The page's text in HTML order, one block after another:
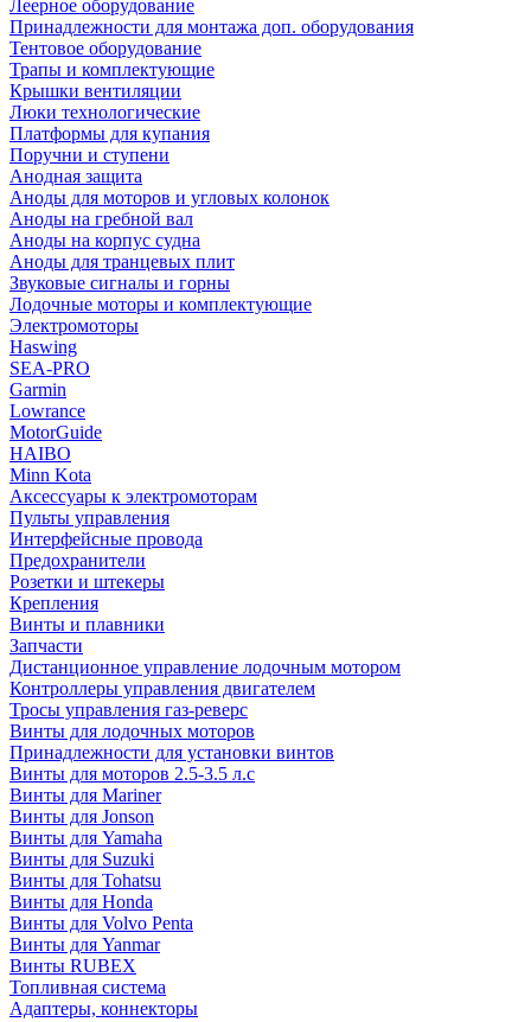
Леерное оборудование
Принадлежности для монтажа доп. оборудования
Тентовое оборудование
Трапы и комплектующие
Крышки вентиляции
Люки технологические
Платформы для купания
Поручни и ступени
Анодная защита
Аноды для моторов и угловых колонок
Аноды на гребной вал
Аноды на корпус судна
Аноды для транцевых плит
Звуковые сигналы и горны
Лодочные моторы и комплектующие
Электромоторы
Haswing
SEA-PRO
Garmin
Lowrance
MotorGuide
HAIBO
Minn Kota
Аксессуары к электромоторам
Пульты управления
Интерфейсные провода
Предохранители
Розетки и штекеры
Крепления
Винты и плавники
Запчасти
Дистанционное управление лодочным мотором
Контроллеры управления двигателем
Тросы управления газ-реверс
Винты для лодочных моторов
Принадлежности для установки винтов
Винты для моторов 2.5-3.5 л.с
Винты для Mariner
Винты для Jonson
Винты для Yamaha
Винты для Suzuki
Винты для Tohatsu
Винты для Honda
Винты для Volvo Penta
Винты для Yanmar
Винты RUBEX
Топливная система
Адаптеры, коннекторы